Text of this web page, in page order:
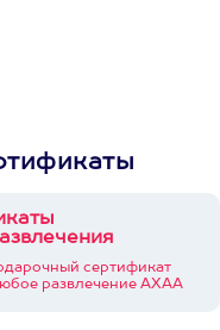
сертификат
развлечение АХАА